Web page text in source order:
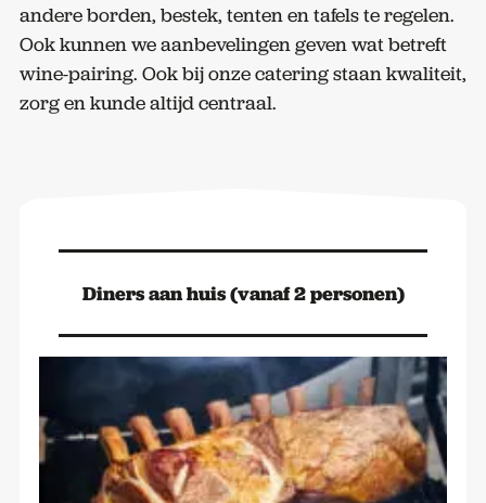
andere borden, bestek, tenten en tafels te regelen.
Ook kunnen we aanbevelingen geven wat betreft
wine-pairing. Ook bij onze catering staan kwaliteit,
zorg en kunde altijd centraal.
Diners aan huis (vanaf 2 personen)